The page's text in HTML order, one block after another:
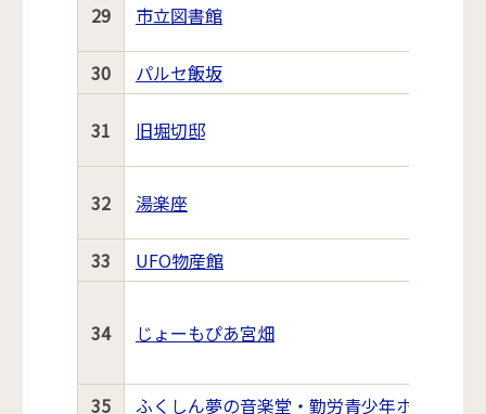
29 市立図書館
30 パルセ飯坂
31 旧堀切邸
32 湯楽座
33 UFO物産館
34 じょーもぴあ宮畑
35
ふくしん夢の音楽堂・勤労青少年ホーム・